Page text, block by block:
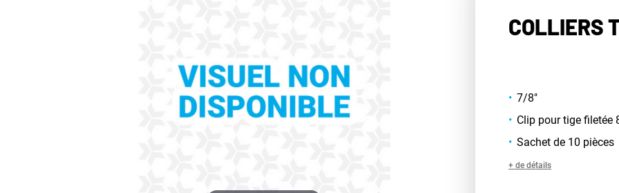
COLLIERS
7/8"
Clip pour tige filetée
Sachet de 10 pièces
+ de détails